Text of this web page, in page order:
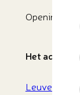
Het adres